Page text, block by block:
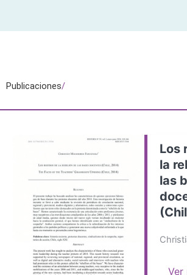
Publicaciones/
Los
la
las
Ver